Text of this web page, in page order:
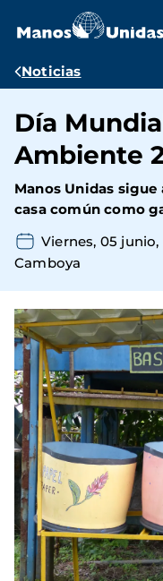
contenido
Ruta
navegación
Noticias
Día
Ambiente
Manos Unidas
casa común como
Viernes, 05 junio,
Camboya